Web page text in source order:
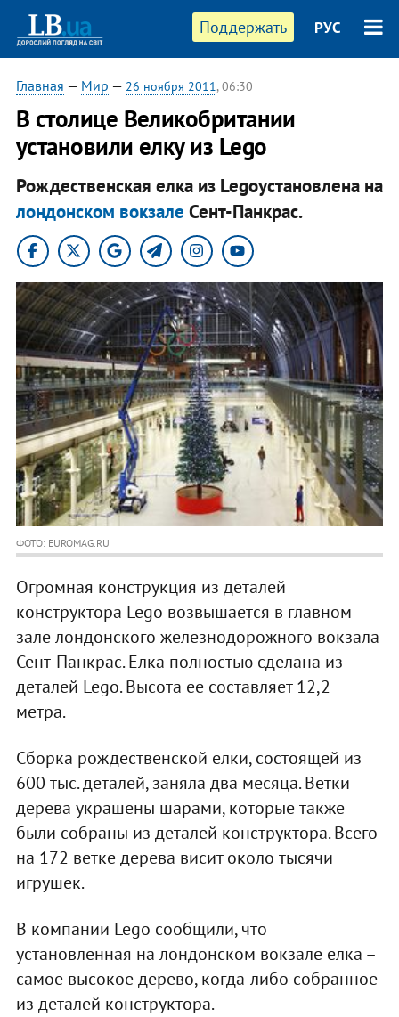
Поддержать РУС
Главная — Мир — 26 ноября 2011, 06:30
В столице Великобритании
установили елку из Lego
Рождественская елка из Legoустановлена на
лондонском вокзале Сент-Панкрас.
ФОТО: EUROMAG.RU
Огромная конструкция из деталей
конструктора Lego возвышается в главном
зале лондонского железнодорожного вокзала
Сент-Панкрас. Елка полностью сделана из
деталей Lego. Высота ее составляет 12,2
метра.
Сборка рождественской елки, состоящей из
600 тыс. деталей, заняла два месяца. Ветки
дерева украшены шарами, которые также
были собраны из деталей конструктора. Всего
на 172 ветке дерева висит около тысячи
игрушек.
В компании Lego сообщили, что
установленная на лондонском вокзале елка –
самое высокое дерево, когда-либо собранное
из деталей конструктора.